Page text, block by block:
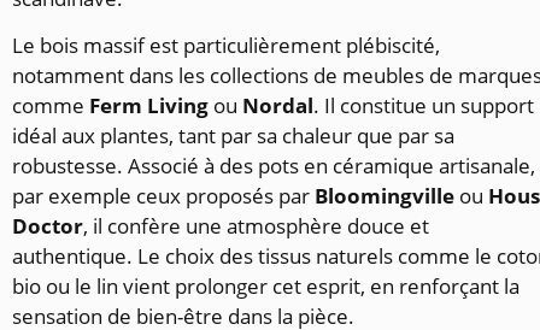
Le bois massif est particulièrement plébiscité,
notamment dans les collections de meubles de
comme Ferm Living ou Nordal. Il constitue un support
idéal aux plantes, tant par sa chaleur que par sa
robustesse. Associé à des pots en céramique artisanale,
par exemple ceux proposés par Bloomingville ou
Doctor, il confère une atmosphère douce et
authentique. Le choix des tissus naturels comme le
bio ou le lin vient prolonger cet esprit, en renforçant la
sensation de bien-être dans la pièce.